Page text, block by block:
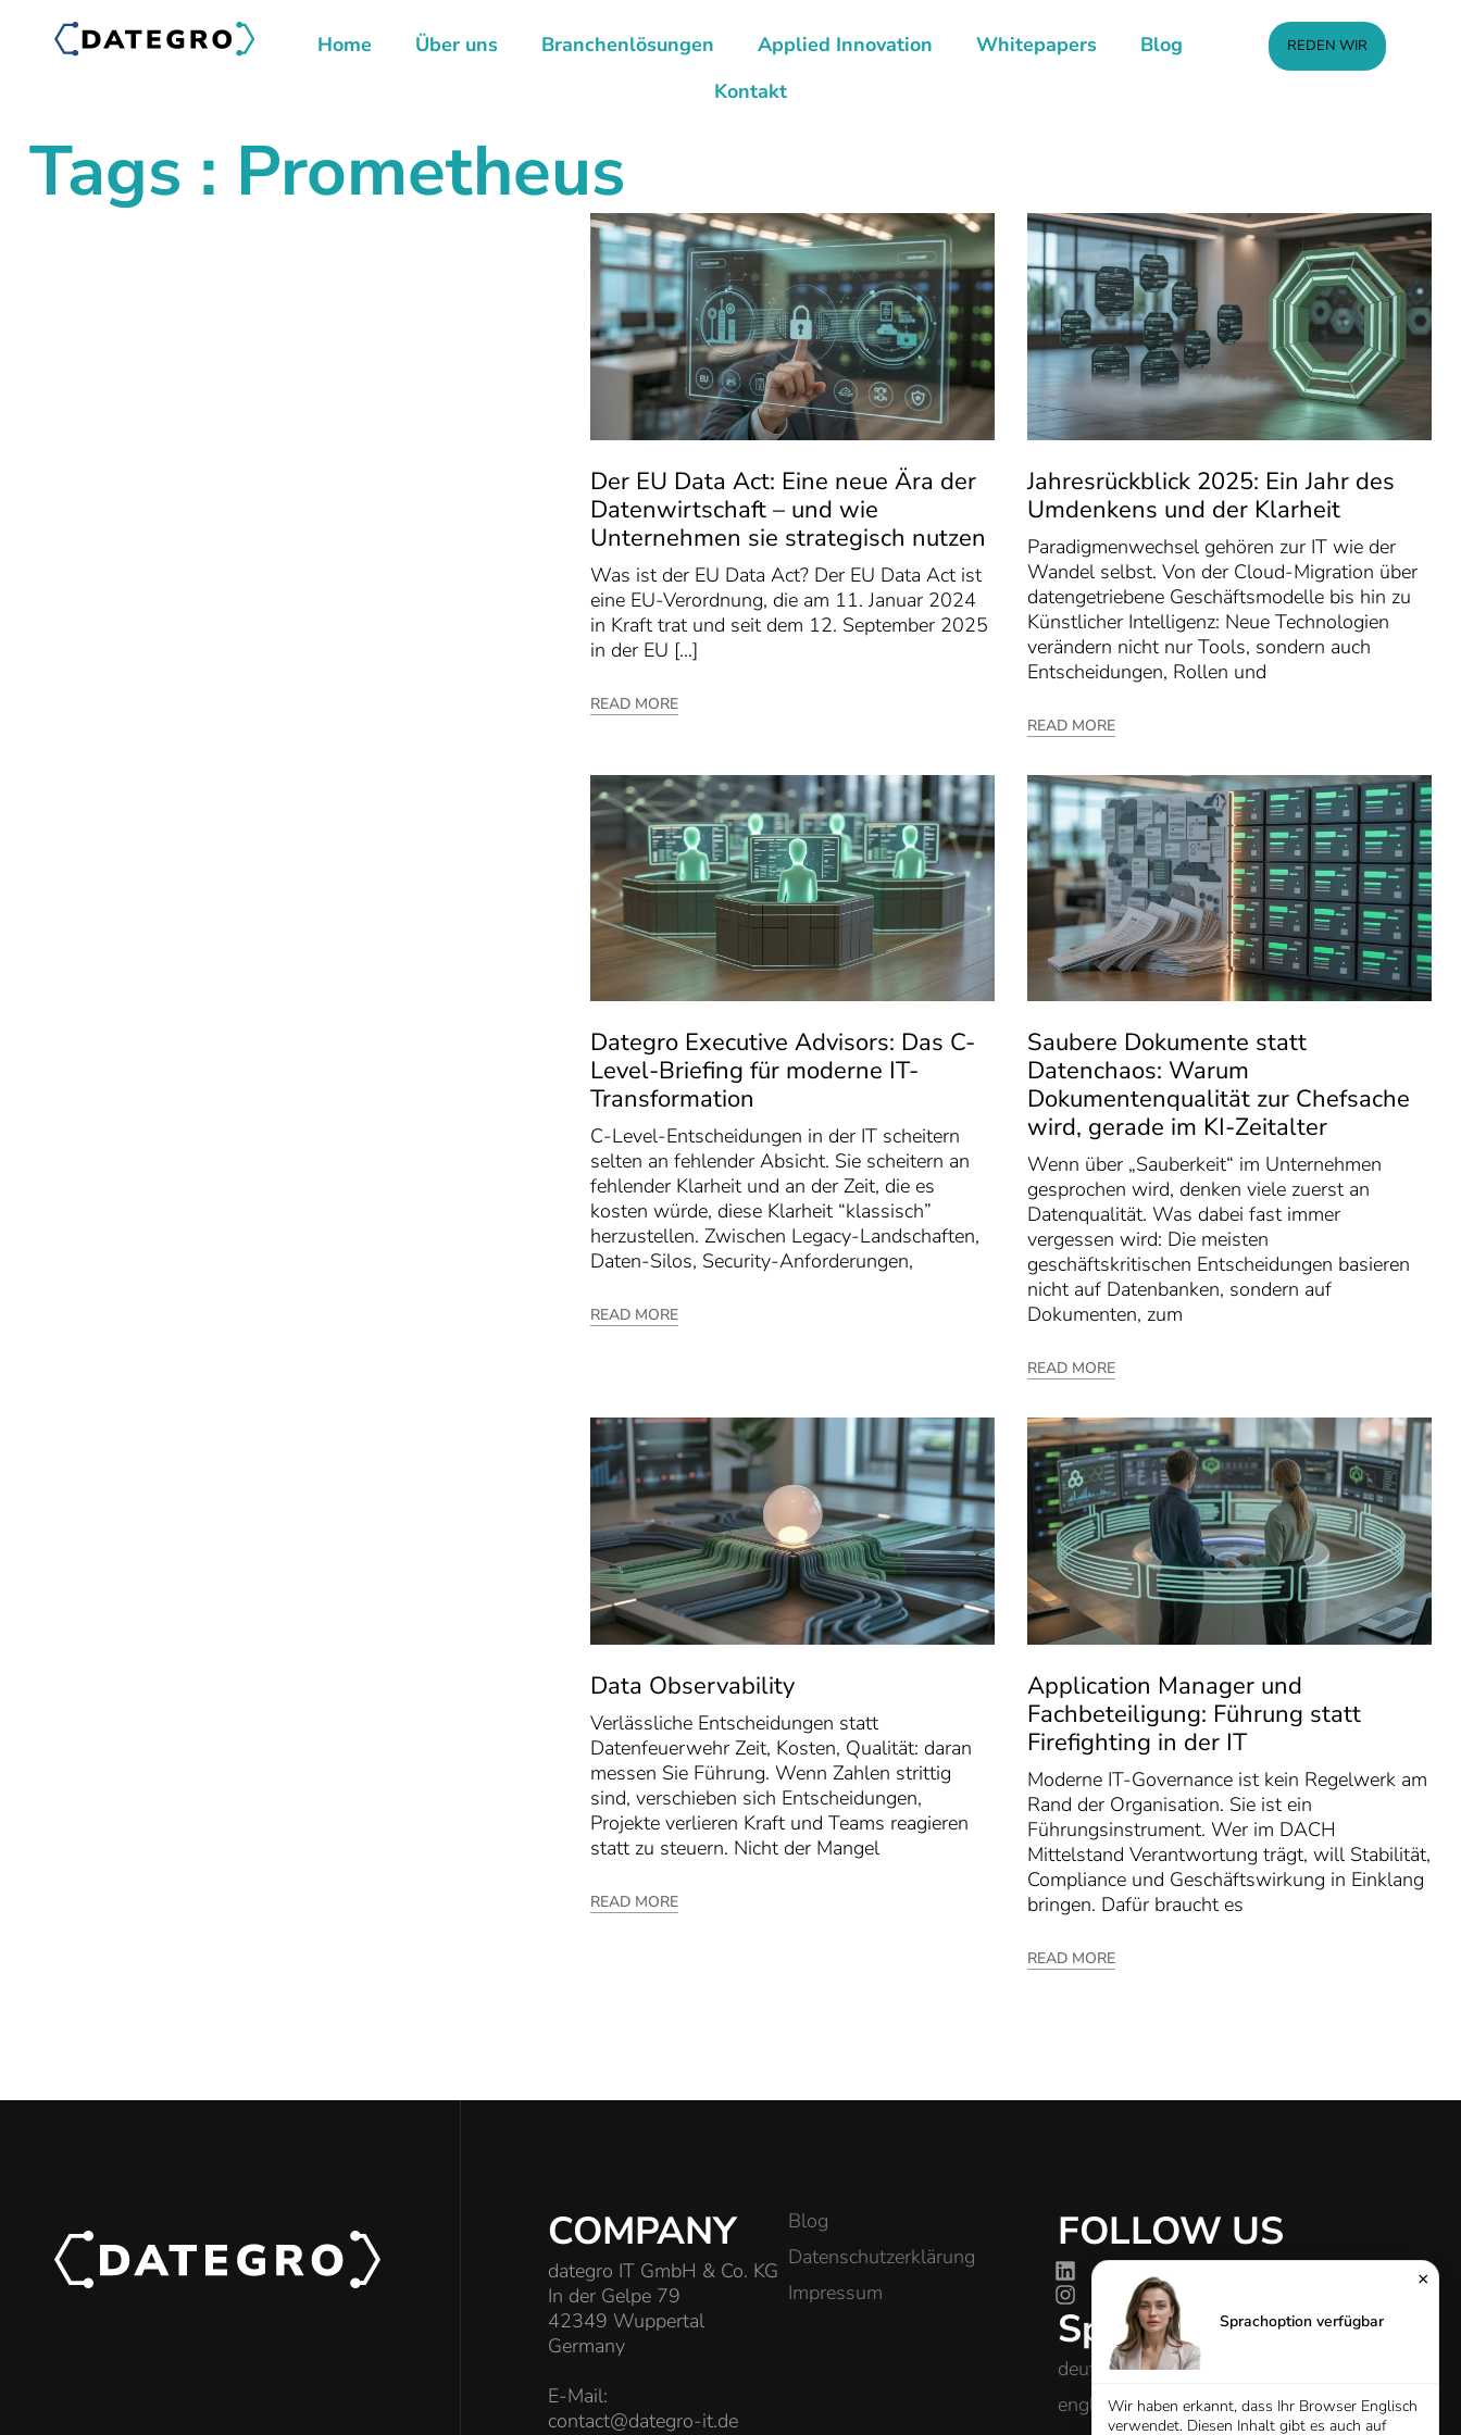
Home Über uns Branchenlösungen Applied Innovation Whitepapers
Blog
Kontakt
REDEN WIR
Tags : Prometheus
Der EU Data Act: Eine neue Ära der
Datenwirtschaft – und wie
Unternehmen sie strategisch nutzen
Was ist der EU Data Act? Der EU Data Act ist
eine EU-Verordnung, die am 11. Januar 2024
in Kraft trat und seit dem 12. September 2025
in der EU […]
READ MORE
Jahresrückblick 2025: Ein Jahr des
Umdenkens und der Klarheit
Paradigmenwechsel gehören zur IT wie der
Wandel selbst. Von der Cloud-Migration über
datengetriebene Geschäftsmodelle bis hin zu
Künstlicher Intelligenz: Neue Technologien
verändern nicht nur Tools, sondern auch
Entscheidungen, Rollen und
READ MORE
Dategro Executive Advisors: Das C-
Level-Briefing für moderne IT-
Transformation
C-Level-Entscheidungen in der IT scheitern
selten an fehlender Absicht. Sie scheitern an
fehlender Klarheit und an der Zeit, die es
kosten würde, diese Klarheit “klassisch”
herzustellen. Zwischen Legacy-Landschaften,
Daten-Silos, Security-Anforderungen,
READ MORE
Saubere Dokumente statt
Datenchaos: Warum
Dokumentenqualität zur Chefsache
wird, gerade im KI-Zeitalter
Wenn über „Sauberkeit“ im Unternehmen
gesprochen wird, denken viele zuerst an
Datenqualität. Was dabei fast immer
vergessen wird: Die meisten
geschäftskritischen Entscheidungen basieren
nicht auf Datenbanken, sondern auf
Dokumenten, zum
READ MORE
Data Observability
Verlässliche Entscheidungen statt
Datenfeuerwehr Zeit, Kosten, Qualität: daran
messen Sie Führung. Wenn Zahlen strittig
sind, verschieben sich Entscheidungen,
Projekte verlieren Kraft und Teams reagieren
statt zu steuern. Nicht der Mangel
READ MORE
Application Manager und
Fachbeteiligung: Führung statt
Firefighting in der IT
Moderne IT-Governance ist kein Regelwerk am
Rand der Organisation. Sie ist ein
Führungsinstrument. Wer im DACH
Mittelstand Verantwortung trägt, will Stabilität,
Compliance und Geschäftswirkung in Einklang
bringen. Dafür braucht es
READ MORE
COMPANY
dategro IT GmbH & Co. KG
In der Gelpe 79
42349 Wuppertal
Germany
E-Mail:
contact@dategro-it.de
Blog
Datenschutzerklärung
Impressum
FOLLOW US
Sprachen
deutsch
english
×
Sprachoption verfügbar
Wir haben erkannt, dass Ihr Browser Englisch
verwendet. Diesen Inhalt gibt es auch auf